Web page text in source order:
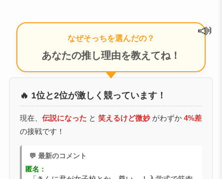
なぜそっちを選んだの？
あなたの推し理由を教えてね！
📣
🔥 1位と2位が激しく競っています！
現在、 伝説になった と 笑えるけど微妙がわずか 4%差
の接戦です！
💬 最新のコメント
匿名：